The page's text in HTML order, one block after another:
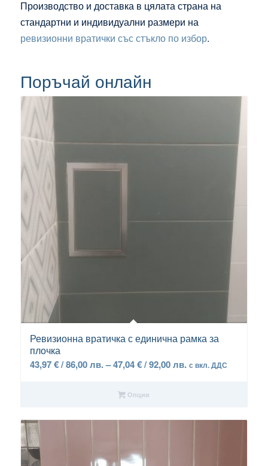
Производство и доставка в цялата страна на
стандартни и индивидуални размери на
ревизионни вратички със стъкло по избор.
Поръчай онлайн
Ревизионна вратичка с единична рамка за
плочка
43,97€/ 86,00 лв.– 47,04€/ 92,00 лв.Price
86,00 лв.
с вкл. ДДС
Опции